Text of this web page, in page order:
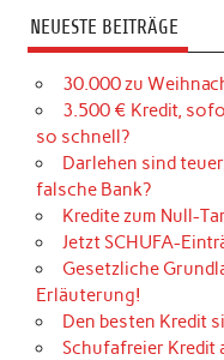
NEUESTE BEITRÄGE
30.000 zu
3.500 € Kredit,
so schnell?
Darlehen sind
falsche Bank?
Kredite zum Null-
Jetzt SCHUFA-
Gesetzliche
Erläuterung!
Den besten Kredit
Schufafreier Kredit